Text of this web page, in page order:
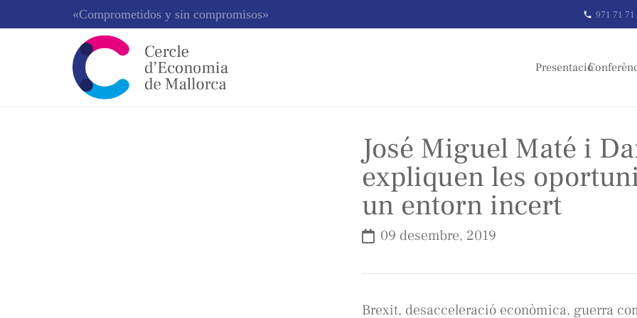
«Comprometidos y sin compromisos» phone 971 71 71
Presentació
José Miguel Maté i
expliquen les
un entorn incert
09 desembre, 2019
Brexit, desacceleració econòmica, guerra